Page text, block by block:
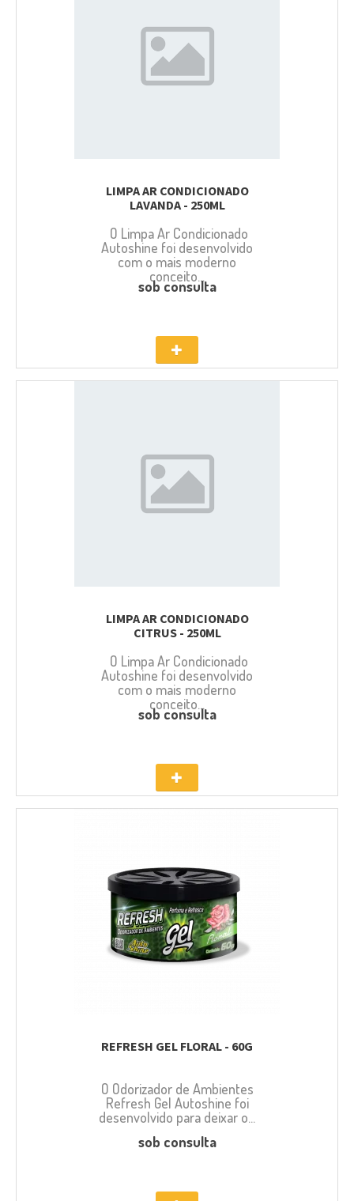
LIMPA AR CONDICIONADO
LAVANDA - 250ML
O Limpa Ar Condicionado
Autoshine foi desenvolvido
com o mais moderno
conceito...
sob consulta
LIMPA AR CONDICIONADO
CITRUS - 250ML
O Limpa Ar Condicionado
Autoshine foi desenvolvido
com o mais moderno
conceito...
sob consulta
REFRESH GEL FLORAL - 60G
O Odorizador de Ambientes
Refresh Gel Autoshine foi
desenvolvido para deixar o...
sob consulta